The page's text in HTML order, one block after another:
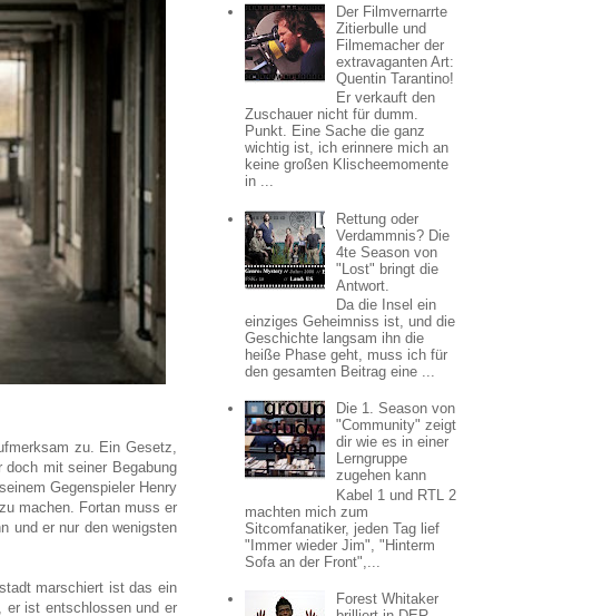
zu. Ein Gesetz,
mit seiner Begabung
Gegenspieler Henry
machen. Fortan muss er
und er nur den wenigsten
marschiert ist das ein
er ist entschlossen und er
Der Filmvernarrte
Zitierbulle und
Filmemacher der
extravaganten Art:
Quentin Tarantino!
Er verkauft den
Zuschauer nicht für dumm.
Punkt. Eine Sache die ganz
wichtig ist, ich erinnere mich an
keine großen Klischeemomente
in ...
Rettung oder
Verdammnis? Die
4te Season von
"Lost" bringt die
Antwort.
Da die Insel ein
einziges Geheimniss ist, und die
Geschichte langsam ihn die
heiße Phase geht, muss ich für
den gesamten Beitrag eine ...
Die 1. Season von
"Community" zeigt
dir wie es in einer
Lerngruppe
zugehen kann
Kabel 1 und RTL 2
machten mich zum
Sitcomfanatiker, jeden Tag lief
"Immer wieder Jim", "Hinterm
Sofa an der Front",...
Forest Whitaker